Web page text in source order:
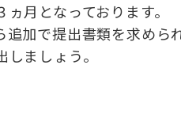
月となっております。
追加で提出書類を求めら
しまし ょう。